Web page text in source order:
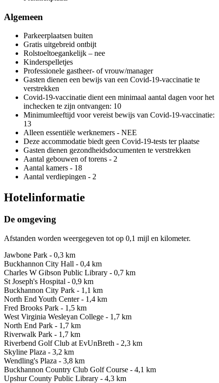
Algemeen
Parkeerplaatsen buiten
Gratis uitgebreid ontbijt
Rolstoeltoegankelijk – nee
Kinderspelletjes
Professionele gastheer- of vrouw/manager
Gasten dienen een bewijs van een Covid-19-vaccinatie te
verstrekken
Covid-19-vaccinatie dient een minimaal aantal dagen voor het
inchecken te zijn ontvangen: 10
Minimumleeftijd voor vereist bewijs van Covid-19-vaccinatie:
13
Alleen essentiële werknemers - NEE
Deze accommodatie biedt geen Covid-19-tests ter plaatse
Gasten dienen gezondheidsdocumenten te verstrekken
Aantal gebouwen of torens - 2
Aantal kamers - 18
Aantal verdiepingen - 2
Hotelinformatie
De omgeving
Afstanden worden weergegeven tot op 0,1 mijl en kilometer.
Jawbone Park - 0,3 km
Buckhannon City Hall - 0,4 km
Charles W Gibson Public Library - 0,7 km
St Joseph's Hospital - 0,9 km
Buckhannon City Park - 1,1 km
North End Youth Center - 1,4 km
Fred Brooks Park - 1,5 km
West Virginia Wesleyan College - 1,7 km
North End Park - 1,7 km
Riverwalk Park - 1,7 km
Riverbend Golf Club at EvUnBreth - 2,3 km
Skyline Plaza - 3,2 km
Wendling's Plaza - 3,8 km
Buckhannon Country Club Golf Course - 4,1 km
Upshur County Public Library - 4,3 km